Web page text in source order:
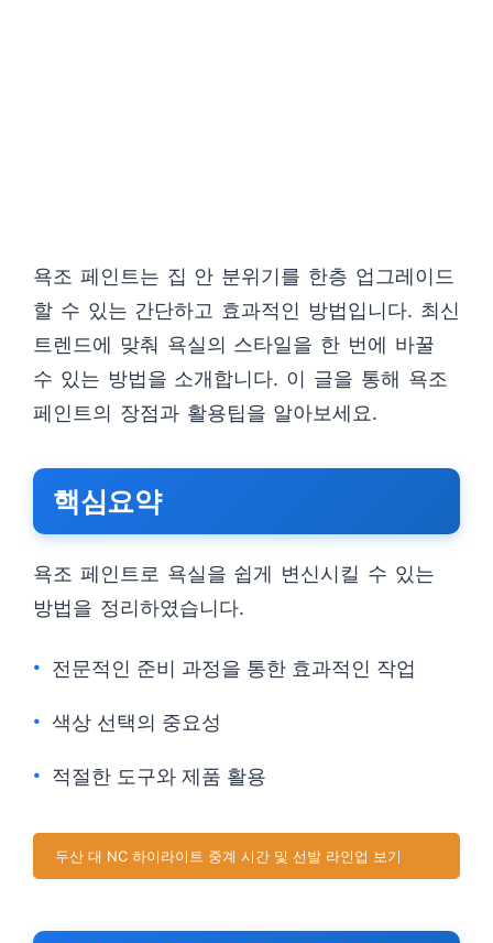
욕조 페인트는 집 안 분위기를 한층 업그레이드
할 수 있는 간단하고 효과적인 방법입니다. 최신
트렌드에 맞춰 욕실의 스타일을 한 번에 바꿀
수 있는 방법을 소개합니다. 이 글을 통해 욕조
페인트의 장점과 활용팁을 알아보세요.
핵심요약
욕조 페인트로 욕실을 쉽게 변신시킬 수 있는
방법을 정리하였습니다.
전문적인 준비 과정을 통한 효과적인 작업
색상 선택의 중요성
적절한 도구와 제품 활용
두산 대 NC 하이라이트 중계 시간 및 선발 라인업 보기